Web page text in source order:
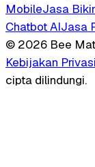
MobileJasa
Chatbot AIJasa
© 2026 Bee
Kebijakan Privasi
cipta dilindungi.